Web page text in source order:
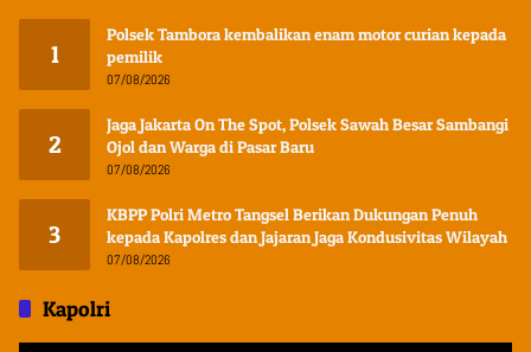
1
Polsek Tambora kembalikan enam motor curian kepada
pemilik
07/08/2026
2
Jaga Jakarta On The Spot, Polsek Sawah Besar Sambangi
Ojol dan Warga di Pasar Baru
07/08/2026
3
KBPP Polri Metro Tangsel Berikan Dukungan Penuh
kepada Kapolres dan Jajaran Jaga Kondusivitas Wilayah
07/08/2026
Kapolri